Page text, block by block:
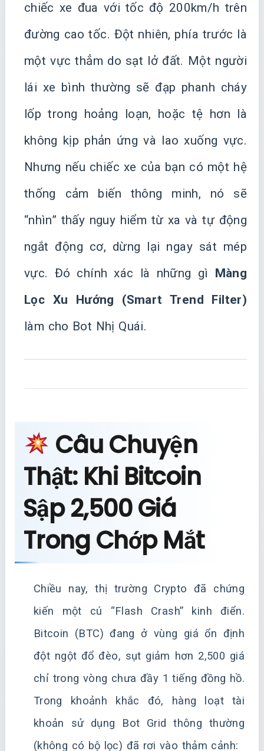
chiếc xe đua với tốc độ 200km/h trên
đường cao tốc. Đột nhiên, phía trước là
một vực thẳm do sạt lở đất. Một người
lái xe bình thường sẽ đạp phanh cháy
lốp trong hoảng loạn, hoặc tệ hơn là
không kịp phản ứng và lao xuống vực.
Nhưng nếu chiếc xe của bạn có một hệ
thống cảm biến thông minh, nó sẽ
“nhìn” thấy nguy hiểm từ xa và tự động
ngắt động cơ, dừng lại ngay sát mép
vực. Đó chính xác là những gì
Màng
Lọc Xu Hướng (Smart Trend Filter)
làm cho Bot Nhị Quái.
Câu Chuyện
Thật: Khi Bitcoin
Sập 2,500 Giá
Trong Chớp Mắt
Chiều nay, thị trường Crypto đã chứng
kiến một cú “Flash Crash” kinh điển.
Bitcoin (BTC) đang ở vùng giá ổn định
đột ngột đổ đèo, sụt giảm hơn 2,500 giá
chỉ trong vòng chưa đầy 1 tiếng đồng hồ.
Trong khoảnh khắc đó, hàng loạt tài
khoản sử dụng Bot Grid thông thường
(không có bộ lọc) đã rơi vào thảm cảnh: